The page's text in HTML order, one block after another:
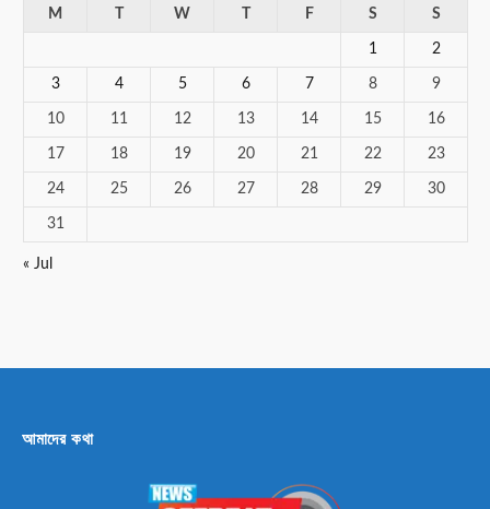
M T W T F S S
1 2
3 4 5 6 7 8 9
10 11 12 13 14 15 16
17 18 19 20 21 22 23
24 25 26 27 28 29 30
31
« Jul
আমাদের কথা